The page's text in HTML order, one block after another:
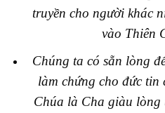
truyền cho người khác
vào Thiên
Chúng ta có sẵn lòng
làm chứng cho đức tin
Chúa là Cha giàu lòng